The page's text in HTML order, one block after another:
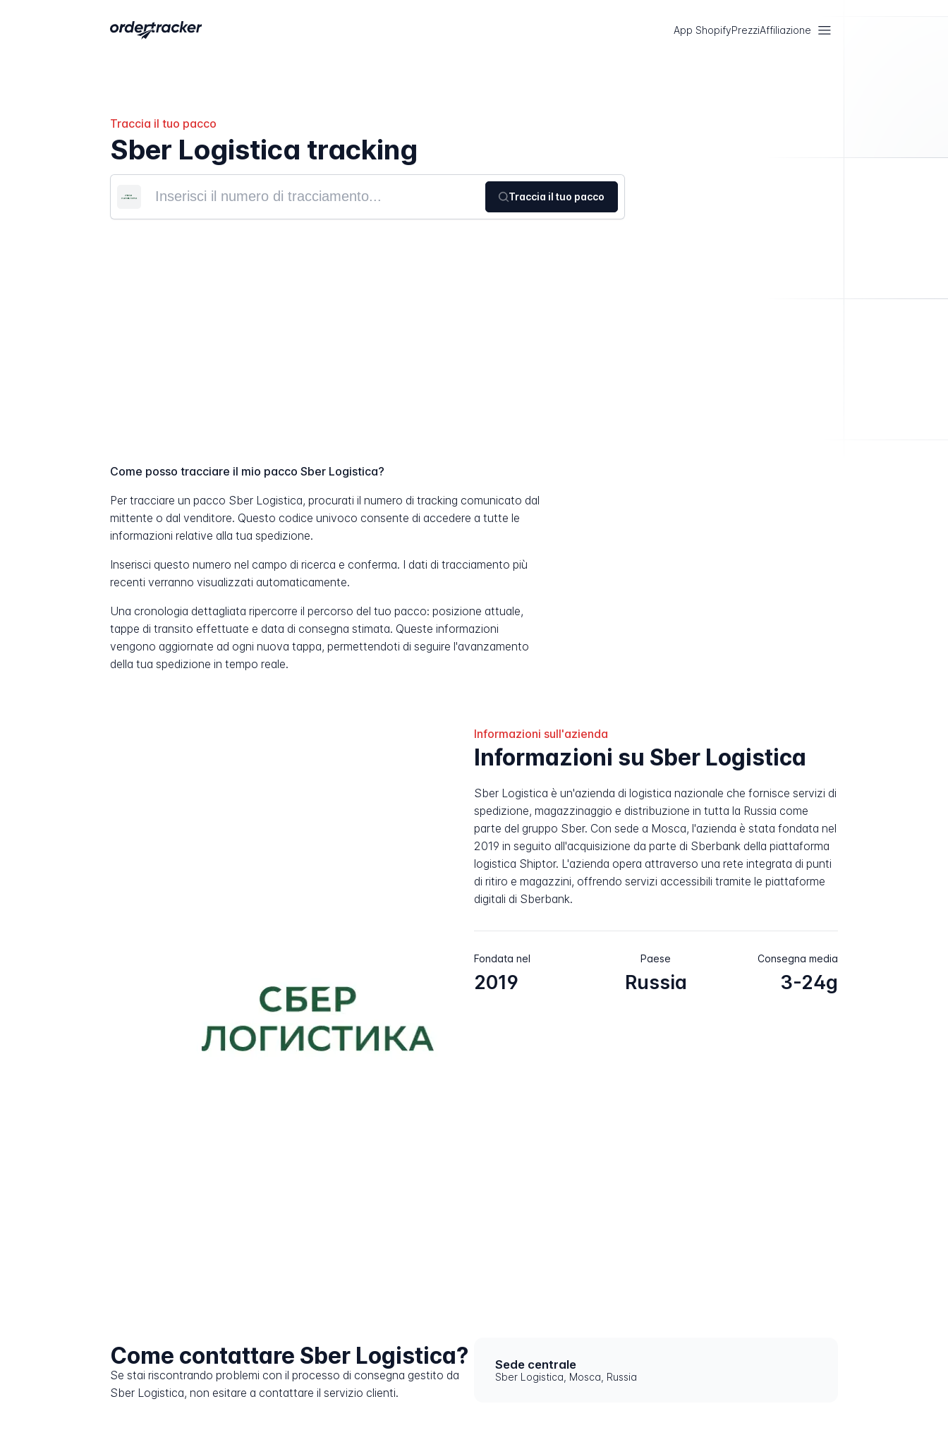
App ShopifyPrezziAffiliazione
Traccia il tuo pacco
Sber Logistica tracking
Traccia il tuo pacco
Come posso tracciare il mio pacco Sber Logistica?
Per tracciare un pacco Sber Logistica, procurati il numero di tracking comunicato dal
mittente o dal venditore. Questo codice univoco consente di accedere a tutte le
informazioni relative alla tua spedizione.
Inserisci questo numero nel campo di ricerca e conferma. I dati di tracciamento più
recenti verranno visualizzati automaticamente.
Una cronologia dettagliata ripercorre il percorso del tuo pacco: posizione attuale,
tappe di transito effettuate e data di consegna stimata. Queste informazioni
vengono aggiornate ad ogni nuova tappa, permettendoti di seguire l'avanzamento
della tua spedizione in tempo reale.
Informazioni sull'azienda
Informazioni su Sber Logistica
Sber Logistica è un'azienda di logistica nazionale che fornisce servizi di
spedizione, magazzinaggio e distribuzione in tutta la Russia come
parte del gruppo Sber. Con sede a Mosca, l'azienda è stata fondata nel
2019 in seguito all'acquisizione da parte di Sberbank della piattaforma
logistica Shiptor. L'azienda opera attraverso una rete integrata di punti
di ritiro e magazzini, offrendo servizi accessibili tramite le piattaforme
digitali di Sberbank.
Fondata nel
2019
Paese
Russia
Consegna media
3-24g
Come contattare Sber Logistica?
Se stai riscontrando problemi con il processo di consegna gestito da
Sber Logistica, non esitare a contattare il servizio clienti.
Sede centrale
Sber Logistica, Mosca, Russia